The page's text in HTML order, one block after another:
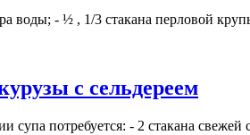
- ½ , 1/3 стакана перловой
с сельдереем
потребуется: - 2 стакана свежей